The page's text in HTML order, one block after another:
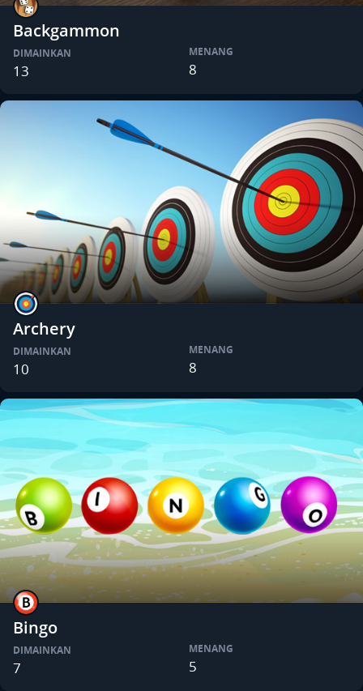
Backgammon
DIMAINKAN
13
MENANG
8
Archery
DIMAINKAN
10
MENANG
8
Bingo
DIMAINKAN
7
MENANG
5